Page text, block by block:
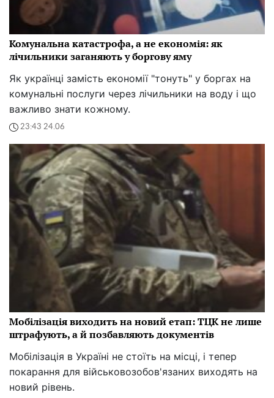
Комунальна катастрофа, а не економія: як
лічильники заганяють у боргову яму
Як українці замість економії "тонуть" у боргах на
комунальні послуги через лічильники на воду і що
важливо знати кожному.
23:43 24.06
Мобілізація виходить на новий етап: ТЦК не лише
штрафують, а й позбавляють документів
Мобілізація в Україні не стоїть на місці, і тепер
покарання для військовозобов'язаних виходять на
новий рівень.